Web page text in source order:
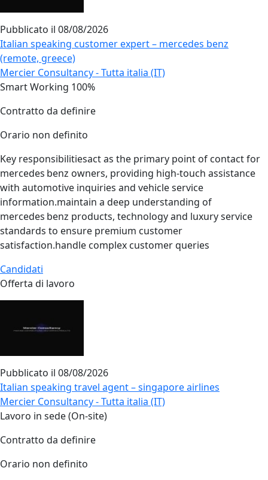
Pubblicato il 08/08/2026
Italian speaking customer expert – mercedes benz
(remote, greece)
Mercier Consultancy - Tutta italia (IT)
Smart Working 100%
Contratto da definire
Orario non definito
Key responsibilitiesact as the primary point of contact for
mercedes benz owners, providing high‑touch assistance
with automotive inquiries and vehicle service
information.maintain a deep understanding of
mercedes benz products, technology and luxury service
standards to ensure premium customer
satisfaction.handle complex customer queries
Candidati
Offerta di lavoro
Pubblicato il 08/08/2026
Italian speaking travel agent – singapore airlines
Mercier Consultancy - Tutta italia (IT)
Lavoro in sede (On-site)
Contratto da definire
Orario non definito